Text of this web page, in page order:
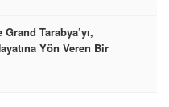
Tarabya’yı,
Yön Veren Bir
Hedefliyorum”